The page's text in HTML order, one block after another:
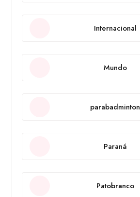
Internacional
Mundo
parabadminton
Paraná
Patobranco